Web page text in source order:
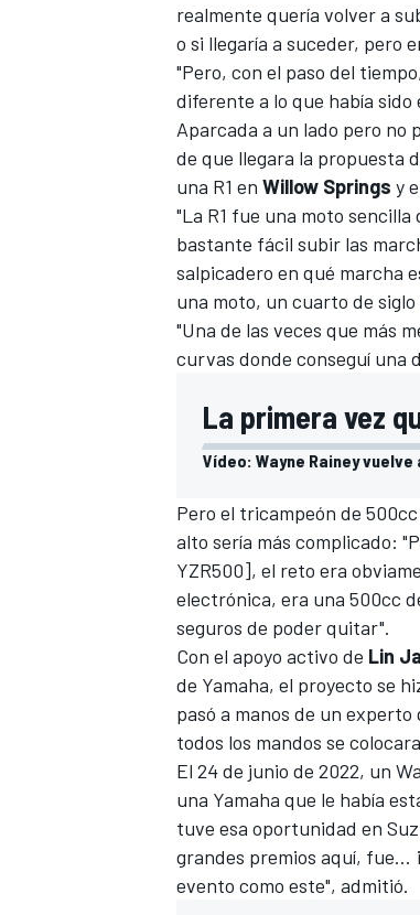
MÁS CATEGORÍAS
realmente quería volver a
o si llegaría a suceder, pero
"Pero, con el paso del
diferente a lo que había sido
Aparcada a un lado pero no
de que llegara la propuesta
una R1 en Willow Springs y
"La R1 fue una moto
bastante fácil subir las
salpicadero en qué marcha
una moto, un cuarto de
"Una de las veces que más
curvas donde conseguí una
La primera vez
Vídeo: Wayne Rainey
Pero el tricampeón de
alto sería más complicado:
YZR500], el reto era
electrónica, era una 500cc
seguros de poder quitar".
Con el apoyo activo de Lin
de Yamaha, el proyecto se
pasó a manos de un
todos los mandos se
El 24 de junio de 2022, un
una Yamaha que le había
tuve esa oportunidad en
grandes premios aquí, fue...
evento como este", admitió.